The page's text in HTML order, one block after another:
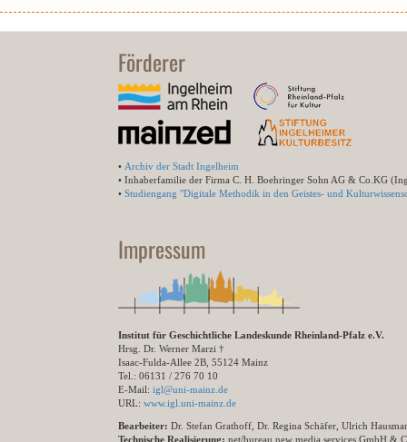
Förderer
• Archiv der Stadt Ingelheim
• Inhaberfamilie der Firma C. H. Boehringer Sohn AG & Co.KG
• Studiengang "Digitale Methodik in den Geistes- und
Impressum
Institut für Geschichtliche Landeskunde Rheinland-Pfalz e.V.
Hrsg. Dr. Werner Marzi †
Isaac-Fulda-Allee 2B, 55124 Mainz
Tel.: 06131 / 276 70 10
E-Mail: igl@uni-mainz.de
URL: www.igl.uni-mainz.de
Bearbeiter: Dr. Stefan Grathoff, Dr. Regina Schäfer, Ulrich
Technische Realisierung: net/bureau new media services GmbH &